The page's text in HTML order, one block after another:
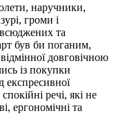
наручники,
громи і
та
був би поганим,
довговічною
із покупки
експресивної
речі, які не
ергономічні та